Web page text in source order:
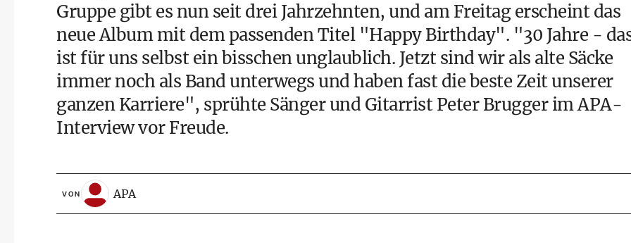
Gruppe gibt es nun seit drei Jahrzehnten, und am Freitag erscheint das
neue Album mit dem passenden Titel "Happy Birthday". "30 Jahre -
ist für uns selbst ein bisschen unglaublich. Jetzt sind wir als alte Säcke
immer noch als Band unterwegs und haben fast die beste Zeit unserer
ganzen Karriere", sprühte Sänger und Gitarrist Peter Brugger im APA-
Interview vor Freude.
VON APA